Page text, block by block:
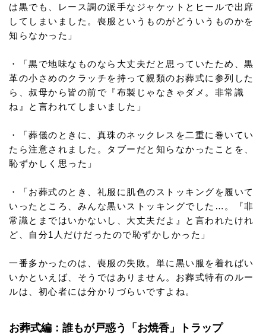
は黒でも、レース調の派手なジャケットとヒールで出席
してしまいました。喪服というものがどういうものかを
知らなかった」
・「黒で地味なものなら大丈夫だと思っていたため、黒
革の小さめのクラッチを持って親類のお葬式に参列した
ら、叔母から皆の前で『布製じゃなきゃダメ。非常識
ね』と言われてしまいました」
・「葬儀のときに、真珠のネックレスを二重に巻いてい
たら注意されました。タブーだと知らなかったことを、
恥ずかしく思った」
・「お葬式のとき、礼服に肌色のストッキングを履いて
いったところ、みんな黒いストッキングでした…。『非
常識とまではいかないし、大丈夫だよ』と言われたけれ
ど、自分1人だけだったので恥ずかしかった」
一番多かったのは、喪服の失敗。単に黒い服を着ればい
いかといえば、そうではありません。お葬式特有のルー
ルは、初心者には分かりづらいですよね。
お葬式編：誰もが戸惑う「お焼香」トラップ